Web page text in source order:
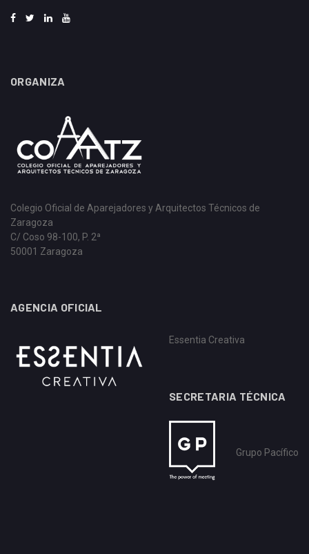
ORGANIZA
Colegio Oficial de Aparejadores y Arquitectos Técnicos de
Zaragoza
C/ Coso 98-100, P. 2ª
50001 Zaragoza
AGENCIA OFICIAL
Essentia Creativa
SECRETARIA TÉCNICA
Grupo Pacífico